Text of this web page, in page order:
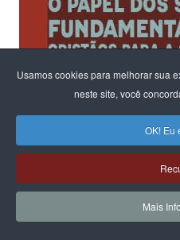
Usamos cookies para melhorar sua
neste site, você
OK! Eu
Mais